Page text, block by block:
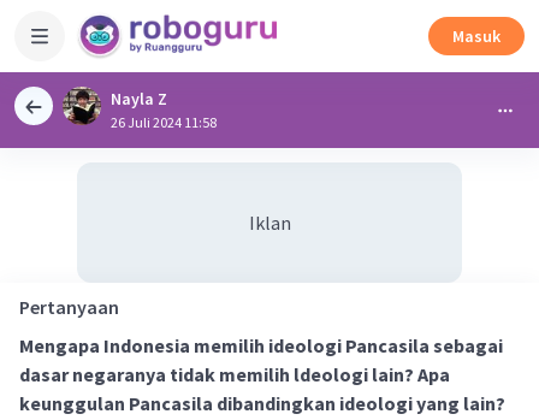
Masuk
Nayla Z
26 Juli 2024 11:58
Iklan
Pertanyaan
Mengapa Indonesia memilih ideologi Pancasila sebagai
dasar negaranya tidak memilih ldeologi lain? Apa
keunggulan Pancasila dibandingkan ideologi yang lain?